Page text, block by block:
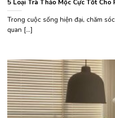
5 Loại Trà Thảo Mộc Cực Tốt Cho
Trong cuộc sống hiện đại, chăm
quan [...]